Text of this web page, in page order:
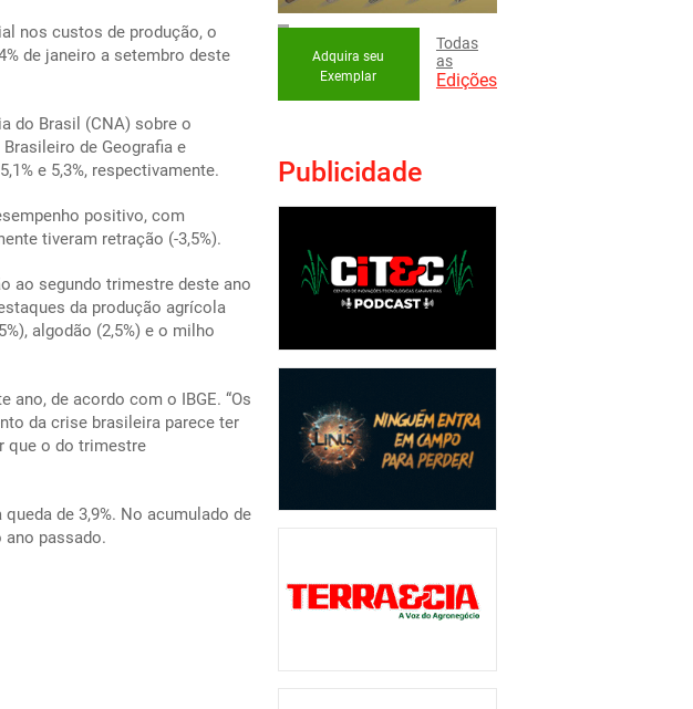
nos custos de produção, o
de janeiro a setembro deste
do Brasil (CNA) sobre o
de Geografia e
e 5,3%, respectivamente.
positivo, com
tiveram retração (-3,5%).
ao segundo trimestre deste ano
da produção agrícola
algodão (2,5%) e o milho
ano, de acordo com o IBGE. “Os
da crise brasileira parece ter
que o do trimestre
de 3,9%. No acumulado de
ano passado.
Adquira seu
Exemplar
Todas
as
Edições
Publicidade